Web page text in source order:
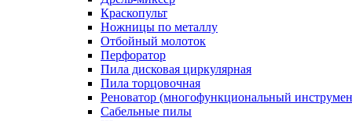
Краскопульт
Ножницы по металлу
Отбойный молоток
Перфоратор
Пила дисковая циркулярная
Пила торцовочная
Реноватор (многофункциональный
Сабельные пилы